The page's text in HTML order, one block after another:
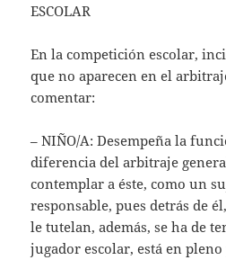
ESCOLAR
En la competición escolar,
que no aparecen en el
comentar:
– NIÑO/A: Desempeña la
diferencia del arbitraje
contemplar a éste, como un
responsable, pues detrás de
le tutelan, además, se ha de
jugador escolar, está en pleno